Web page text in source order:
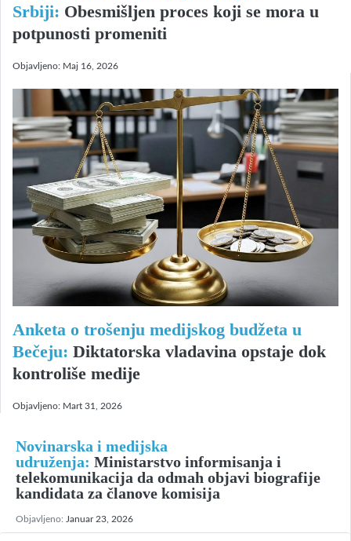
Srbiji: Obesmišljen proces koji se mora u
potpunosti promeniti
Objavljeno: Maj 16, 2026
Anketa o trošenju medijskog budžeta u
Bečeju: Diktatorska vladavina opstaje dok
kontroliše medije
Objavljeno: Mart 31, 2026
Novinarska i medijska
udruženja: Ministarstvo informisanja i
telekomunikacija da odmah objavi biografije
kandidata za članove komisija
Objavljeno: Januar 23, 2026